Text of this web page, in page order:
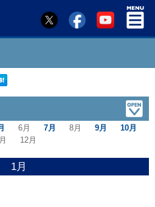
6月 7月 8月 9月
10月
12月
1月